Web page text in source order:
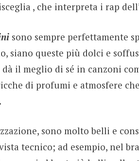
, che interpreta i rap
sono sempre perfettamente
siano queste più dolci e
il meglio di sé in canzoni
di profumi e atmosfere
sono molto belli e
tecnico; ad esempio, nel